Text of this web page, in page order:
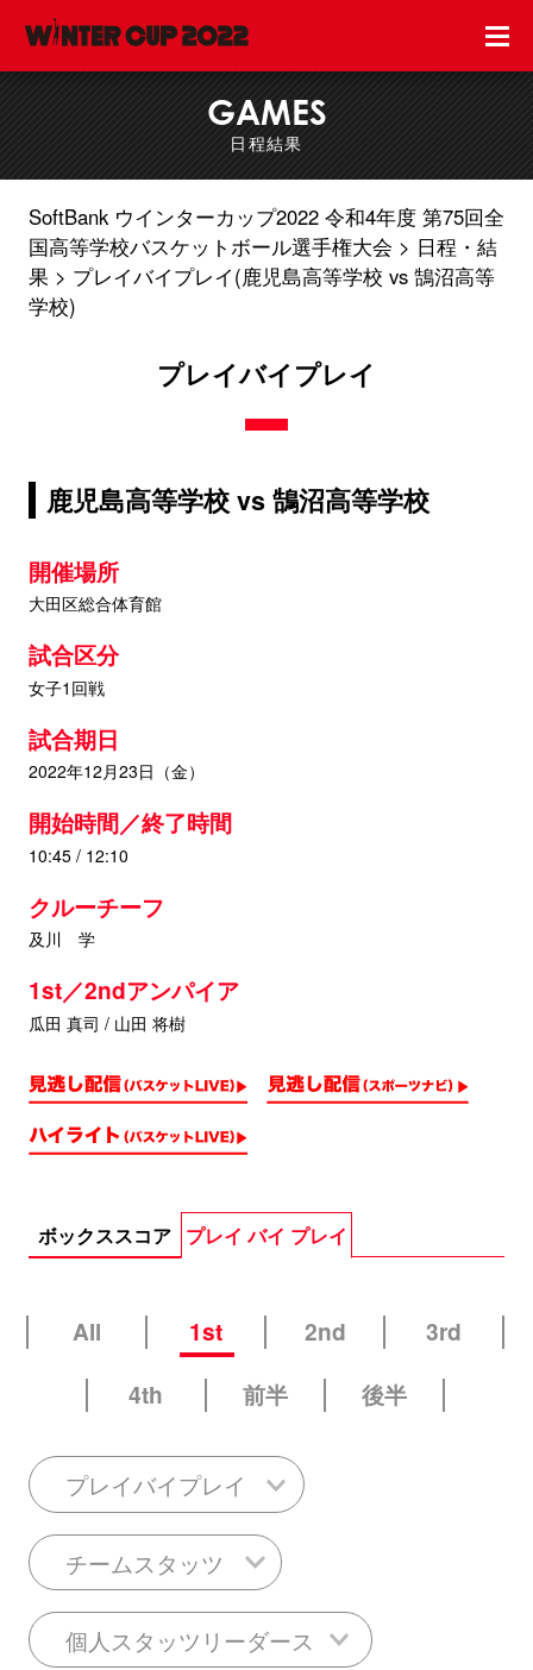
GAMES
日程結果
SoftBank ウインターカップ2022 令和4年度 第75回全
国高等学校バスケットボール選手権大会
日程・結
果
プレイバイプレイ(鹿児島高等学校 vs 鵠沼高等
学校)
プレイバイプレイ
鹿児島高等学校 vs 鵠沼高等学校
開催場所
大田区総合体育館
試合区分
女子1回戦
試合期日
2022年12月23日（金）
開始時間／終了時間
10:45 / 12:10
クルーチーフ
及川 学
1st／2ndアンパイア
瓜田 真司 / 山田 将樹
ボックススコア プレイ バイ プレイ
All 1st 2nd
3rd
4th
前半 後半
プレイバイプレイ
チームスタッツ
個人スタッツリーダース